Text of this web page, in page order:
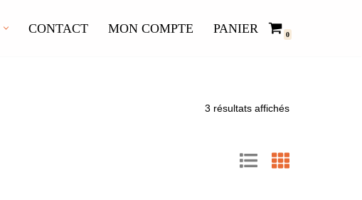
CONTACT MON COMPTE PANIER 0
3 résultats affichés